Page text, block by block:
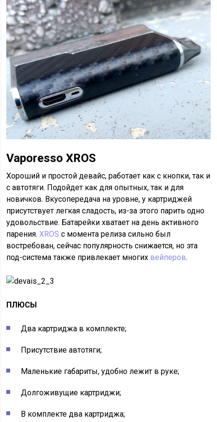
Vaporesso XROS
Хороший и простой девайс, работает как с кнопки, так и
с автотяги. Подойдет как для опытных, так и для
новичков. Вкусопередача на уровне, у картриджей
присутствует легкая сладость, из-за этого парить одно
удовольствие. Батарейки хватает на день активного
парения.XROS с момента релиза сильно был
востребован, сейчас популярность снижается, но эта
под-система также привлекает многих вейперов.
ПЛЮСЫ
Два картриджа в комплекте;
Присутствие автотяги;
Маленькие габариты, удобно лежит в руке;
Долгоживущие картриджи;
В комплекте два картриджа;